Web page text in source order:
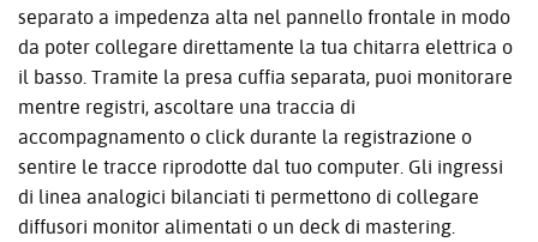
separato a impedenza alta nel pannello frontale in modo
da poter collegare direttamente la tua chitarra elettrica o
il basso. Tramite la presa cuffia separata, puoi monitorare
mentre registri, ascoltare una traccia di
accompagnamento o click durante la registrazione o
sentire le tracce riprodotte dal tuo computer. Gli ingressi
di linea analogici bilanciati ti permettono di collegare
diffusori monitor alimentati o un deck di mastering.